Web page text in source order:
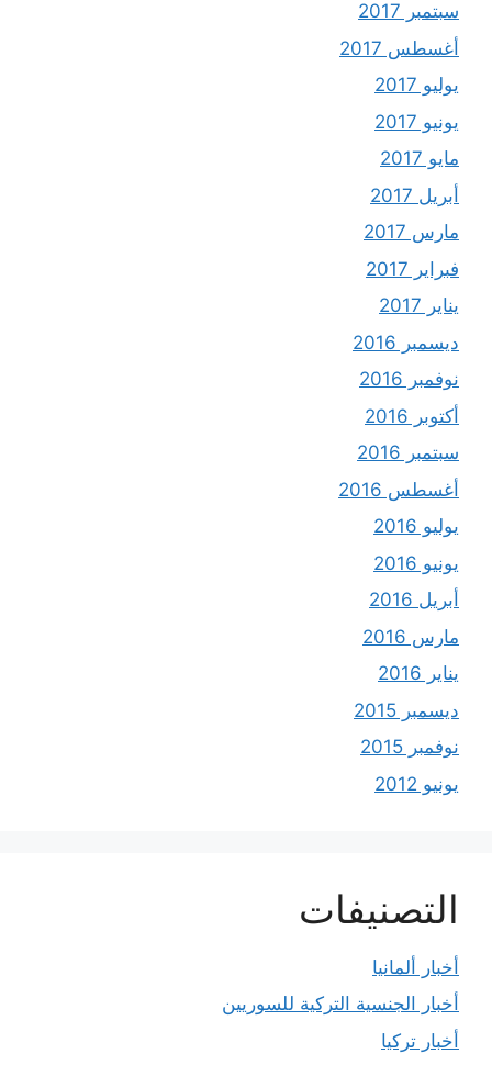
سبتمبر 2017
أغسطس 2017
يوليو 2017
يونيو 2017
مايو 2017
أبريل 2017
مارس 2017
فبراير 2017
يناير 2017
ديسمبر 2016
نوفمبر 2016
أكتوبر 2016
سبتمبر 2016
أغسطس 2016
يوليو 2016
يونيو 2016
أبريل 2016
مارس 2016
يناير 2016
ديسمبر 2015
نوفمبر 2015
يونيو 2012
التصنيفات
أخبار ألمانيا
أخبار الجنسية التركية للسوريين
أخبار تركيا